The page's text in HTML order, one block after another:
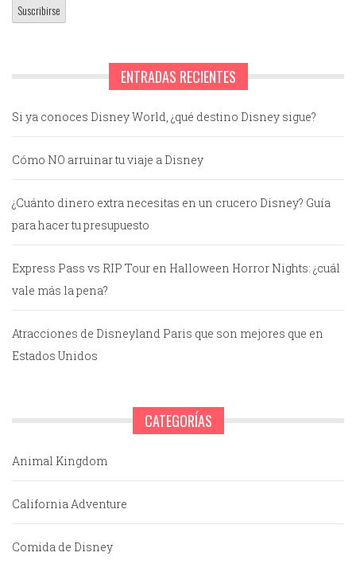
ENTRADAS RECIENTES
Si ya conoces Disney World, ¿qué destino Disney sigue?
Cómo NO arruinar tu viaje a Disney
¿Cuánto dinero extra necesitas en un crucero Disney? Guía
para hacer tu presupuesto
Express Pass vs RIP Tour en Halloween Horror Nights: ¿cuál
vale más la pena?
Atracciones de Disneyland Paris que son mejores que en
Estados Unidos
CATEGORÍAS
Animal Kingdom
California Adventure
Comida de Disney